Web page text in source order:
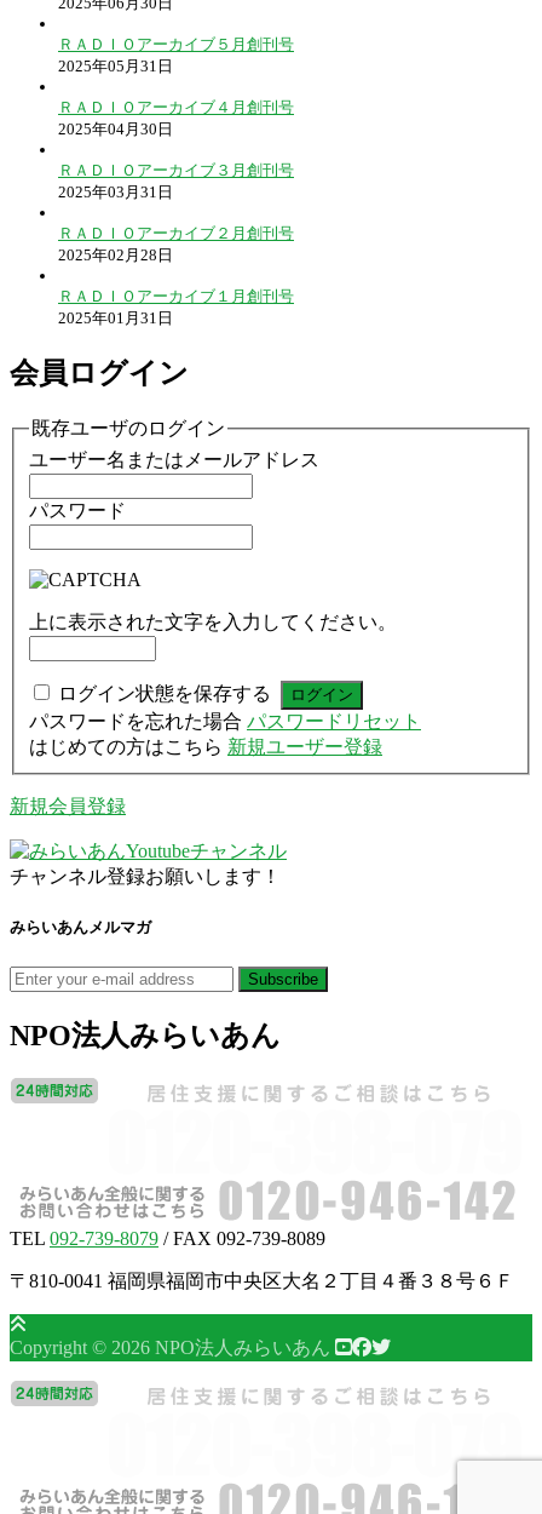
ＲＡＤＩＯアーカイブ５月創刊号
2025年05月31日
ＲＡＤＩＯアーカイブ４月創刊号
2025年04月30日
ＲＡＤＩＯアーカイブ３月創刊号
2025年03月31日
ＲＡＤＩＯアーカイブ２月創刊号
2025年02月28日
ＲＡＤＩＯアーカイブ１月創刊号
2025年01月31日
会員ログイン
既存ユーザのログイン
ユーザー名またはメールアドレス
パスワード
上に表示された文字を入力してください。
ログイン状態を保存する
パスワードを忘れた場合 パスワードリセット
はじめての方はこちら 新規ユーザー登録
新規会員登録
チャンネル登録お願いします！
みらいあんメルマガ
NPO法人みらいあん
TEL 092-739-8079 / FAX 092-739-8089
〒810-0041 福岡県福岡市中央区大名２丁目４番３８号６Ｆ
Copyright © 2026 NPO法人みらいあん